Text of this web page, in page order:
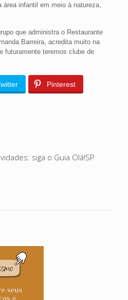
infantil em meio à natureza,
que administra o Restaurante
Barreira, acredita muito na
futuramente teremos clube de
Pinterest
siga o Guia Olá!SP